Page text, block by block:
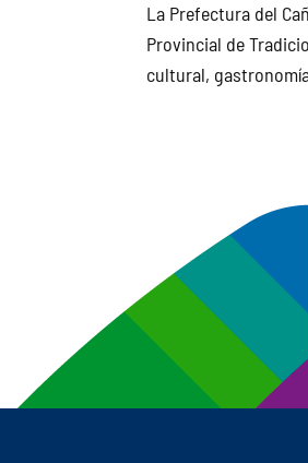
La Prefectura del
Provincial de
cultural,